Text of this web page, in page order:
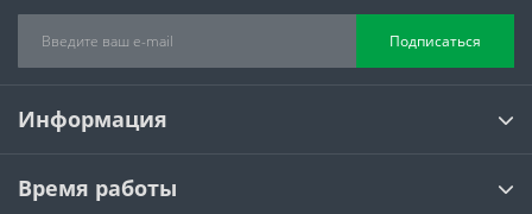
Подписаться
Информация
Время работы